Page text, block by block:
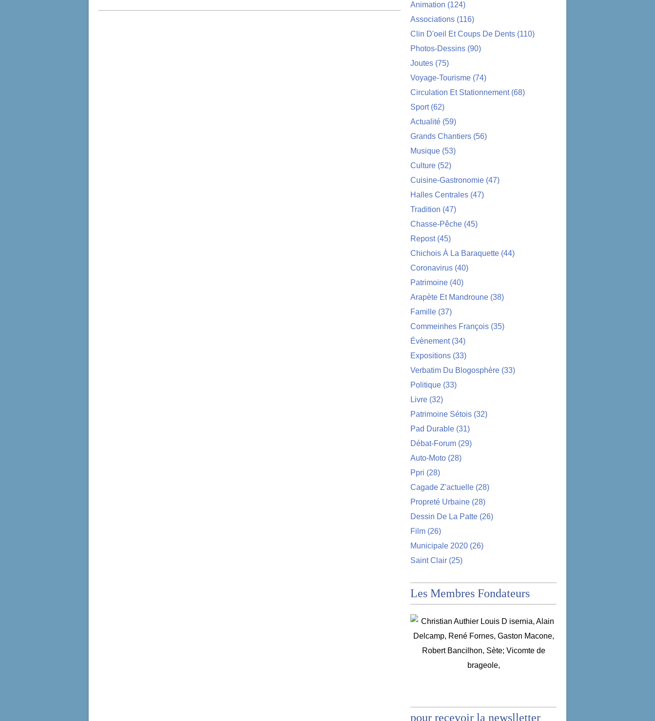
Animation (124)
Associations (116)
Clin D'oeil Et Coups De Dents (110)
Photos-Dessins (90)
Joutes (75)
Voyage-Tourisme (74)
Circulation Et Stationnement(68)
Sport(62)
Actualité (59)
Grands Chantiers (56)
Musique (53)
Culture (52)
Cuisine-Gastronomie (47)
Halles Centrales (47)
Tradition (47)
Chasse-Pêche (45)
Repost(45)
Chichois À La Baraquette (44)
Coronavirus (40)
Patrimoine (40)
Arapète Et Mandroune (38)
Famille (37)
Commeinhes François (35)
Évènement(34)
Expositions (33)
Verbatim Du Blogosphère (33)
Politique (33)
Livre (32)
Patrimoine Sétois (32)
Pad Durable (31)
Débat-Forum (29)
Auto-Moto (28)
Ppri (28)
Cagade Z'actuelle (28)
Propreté Urbaine (28)
Dessin De La Patte (26)
Film (26)
Municipale 2020 (26)
Saint Clair (25)
Les Membres Fondateurs
pour recevoir la newslletter